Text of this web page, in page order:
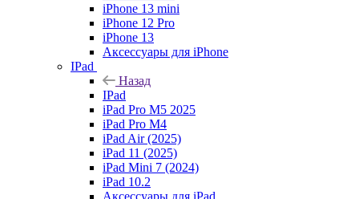
iPhone 13 mini
iPhone 12 Pro
iPhone 13
Аксессуары для iPhone
IPad
Назад
IPad
iPad Pro M5 2025
iPad Pro M4
iPad Air (2025)
iPad 11 (2025)
iPad Mini 7 (2024)
iPad 10.2
Аксессуары для iPad